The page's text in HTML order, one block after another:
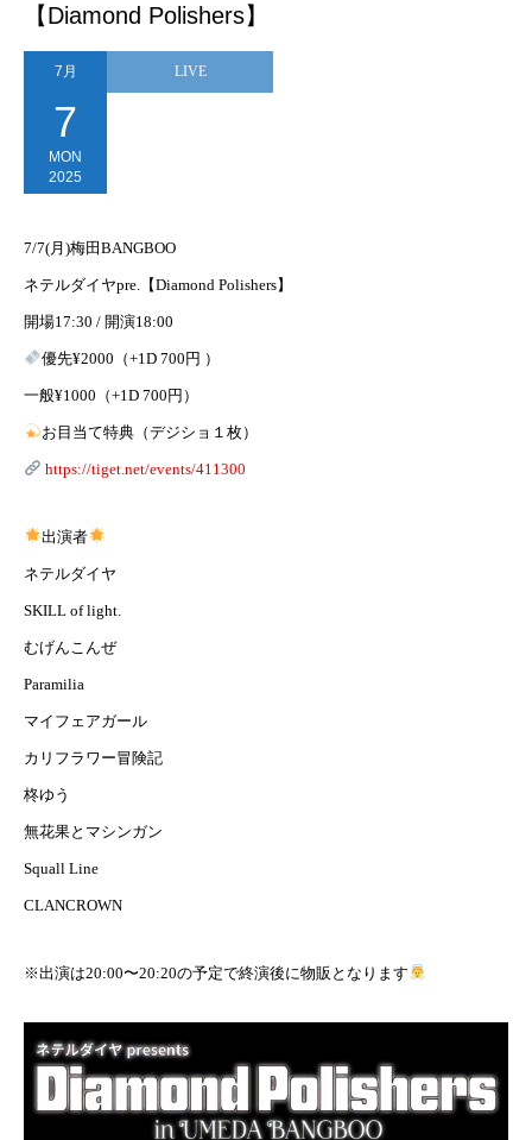
【Diamond Polishers】
7月
7
MON
2025
LIVE
7/7(月)梅田BANGBOO
ネテルダイヤpre.【Diamond Polishers】
開場17:30 / 開演18:00
優先¥2000（+1D 700円 ）
一般¥1000（+1D 700円）
お目当て特典（デジショ１枚）
https://tiget.net/events/411300
出演者
ネテルダイヤ
SKILL of light.
むげんこんぜ
Paramilia
マイフェアガール
カリフラワー冒険記
柊ゆう
無花果とマシンガン
Squall Line
CLANCROWN
※出演は20:00〜20:20の予定で終演後に物販となります